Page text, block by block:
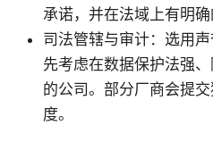
承诺，并在法域上有明确
司法管辖与审计：选用
先考虑在数据保护法强
的公司。部分厂商会提
度。